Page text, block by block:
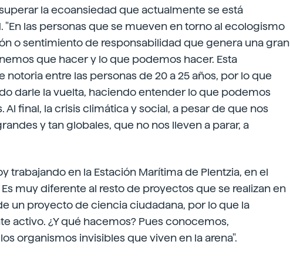
la ecoansiedad que actualmente se está
las personas que se mueven en torno al ecologismo
o sentimiento de responsabilidad que genera una gran
que hacer y lo que podemos hacer. Esta
entre las personas de 20 a 25 años, por lo que
darle la vuelta, haciendo entender lo que podemos
Al final, la crisis climática y social, a pesar de que nos
y tan globales, que no nos lleven a parar, a
trabajando en la Estación Marítima de Plentzia, en el
muy diferente al resto de proyectos que se realizan en
un proyecto de ciencia ciudadana, por lo que la
activo. ¿Y qué hacemos? Pues conocemos,
organismos invisibles que viven en la arena".